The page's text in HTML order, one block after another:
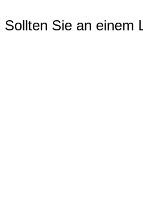
Sollten Sie an einem